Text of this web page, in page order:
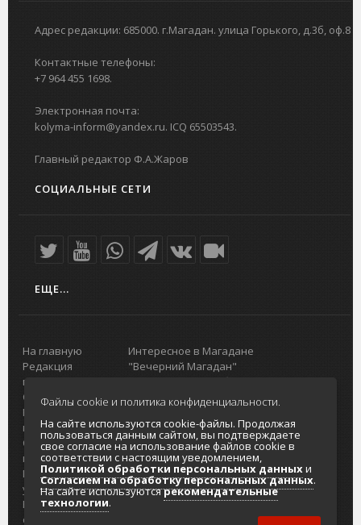
Адрес редакции: 685000. г.Магадан. улица Горького, д.3б, оф.8
Контактные телефоны:
+7 964 455 1698.
Электронная почта:
kolyma-inform@yandex.ru. ICQ 65503543.
Главный редактор Ф.А.Жаров
СОЦИАЛЬНЫЕ СЕТИ
ЕЩЕ...
На главную
Редакция
портала
О проекте
Реклама на
портале
Отзывы и
предложения
Интернет-
услуги
Разработка
сайтов
Интересное в Магадане
"Вечерний Магадан"
Городская доска объявлений
Реклама
Главный туристический портал
Колымы
Политика в отношении обработки
персональных данных
Согласие на обработку персональных
данных
Файлы cookie и политика конфиденциальности.
На сайте используются cookie-файлы. Продолжая
пользоваться данным сайтом, вы подтверждаете
свое согласие на использование файлов cookie в
соответствии с настоящим уведомлением,
Политикой обработки персональных данныхи
Согласием на обработку персональных данных.
На сайте используютсярекомендательные
технологии.